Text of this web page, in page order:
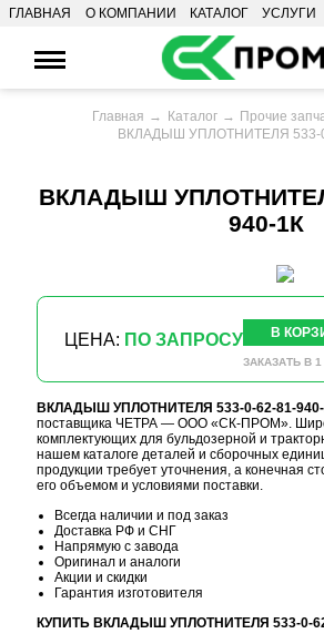
ГЛАВНАЯ О КОМПАНИИ КАТАЛОГ УСЛУГИ
Главная Каталог Прочие
ВКЛАДЫШ УПЛОТНИТЕЛЯ 533-
ВКЛАДЫШ
940-1К
ЦЕНА: ПО ЗАПРОСУ В
ЗАКАЗАТЬ В 1
ВКЛАДЫШ УПЛОТНИТЕЛЯ 533-0-62-81-
поставщика ЧЕТРА — ООО «СК-ПРОМ».
комплектующих для бульдозерной и
нашем каталоге деталей и сборочных
продукции требует уточнения, а конечная
его объемом и условиями поставки.
Всегда наличии и под заказ
Доставка РФ и СНГ
Напрямую с завода
Оригинал и аналоги
Акции и скидки
Гарантия изготовителя
КУПИТЬ ВКЛАДЫШ УПЛОТНИТЕЛЯ 533-0-